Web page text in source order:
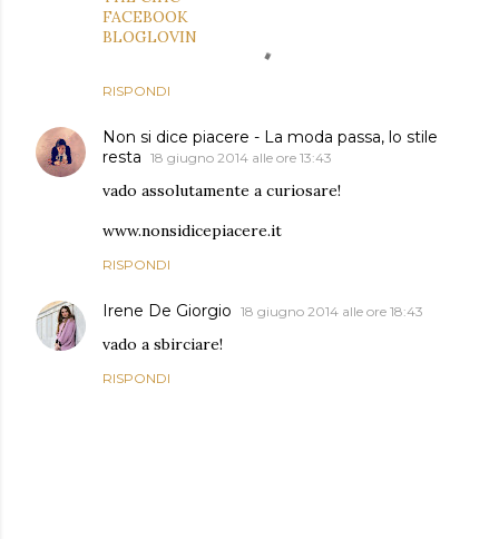
FACEBOOK
BLOGLOVIN
RISPONDI
Non si dice piacere - La moda passa, lo stile
resta 18 giugno 2014 alle ore 13:43
vado assolutamente a curiosare!
www.nonsidicepiacere.it
RISPONDI
Irene De Giorgio 18 giugno 2014 alle ore 18:43
vado a sbirciare!
RISPONDI